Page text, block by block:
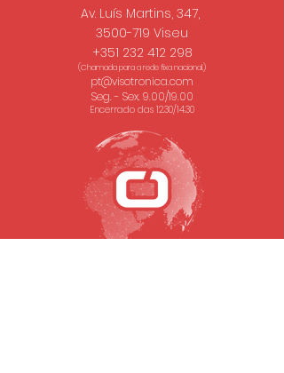
Av. Luís Martins, 347,
3500-719 Viseu
+351 232 412 298
(Chamada para a rede fixa nacional.)
pt@visotronica.com
Seg. - Sex. 9.00/19.00
Encerrado das 12.30/14.30